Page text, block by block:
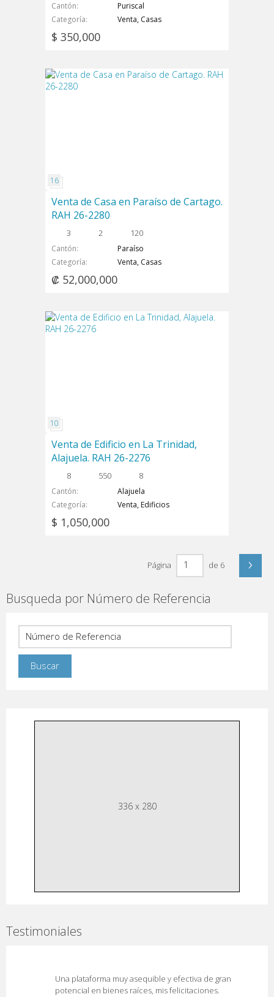
Cantón
Puriscal
Categoría
Venta, Casas
$ 350,000
Venta de Casa en Paraíso de Cartago.
RAH 26-2280
3 2 120
Cantón
Paraíso
Categoría
Venta, Casas
₡ 52,000,000
Venta de Edificio en La Trinidad,
Alajuela. RAH 26-2276
8 550 8
Cantón
Alajuela
Categoría
Venta, Edificios
$ 1,050,000
Página de 6 ›
Busqueda por Número de Referencia
336 x 280
Testimoniales
Una plataforma muy asequible y efectiva de gran
potencial en bienes raíces, mis felicitaciones.